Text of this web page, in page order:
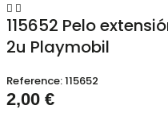
 
115652 Pelo
2u Playmobil
Reference:115652
2,00 €